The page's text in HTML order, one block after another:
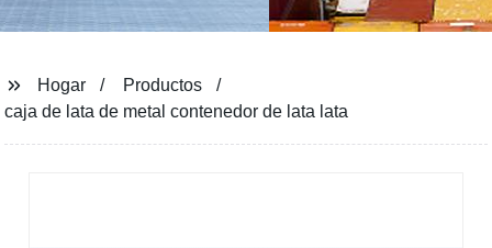
Hogar
Productos
caja de lata de metal contenedor de lata lata